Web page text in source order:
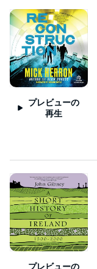
プレビューの
再生
プレビューの